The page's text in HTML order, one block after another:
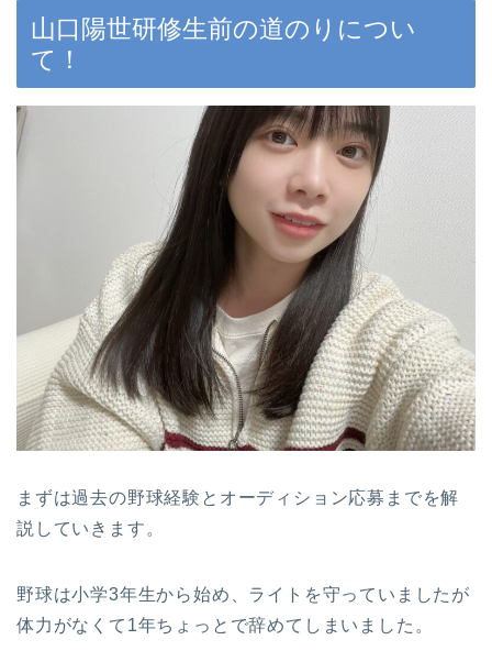
山口陽世研修生前の道のりについ
て！
まずは過去の野球経験とオーディション応募までを解
説していきます。
野球は小学3年生から始め、ライトを守っていましたが
体力がなくて1年ちょっとで辞めてしまいました。